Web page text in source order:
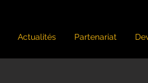
Actualités Partenariat